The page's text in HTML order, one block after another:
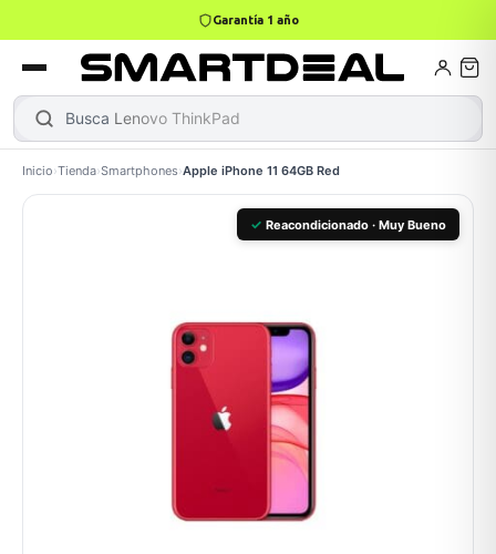
4,9 · +800 reseñas Google
Busca Lenovo ThinkPad
Inicio›Tienda›Smartphones›Apple iPhone 11 64GB Red
✓ Reacondicionado · Muy Bueno